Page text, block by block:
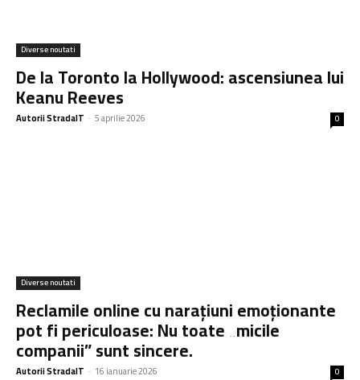
Diverse noutati
De la Toronto la Hollywood: ascensiunea lui
Keanu Reeves
Autorii StradaIT - 5 aprilie 2026 0
Diverse noutati
Reclamile online cu narațiuni emoționante
pot fi periculoase: Nu toate „micile
companii” sunt sincere.
Autorii StradaIT - 16 ianuarie 2026 0